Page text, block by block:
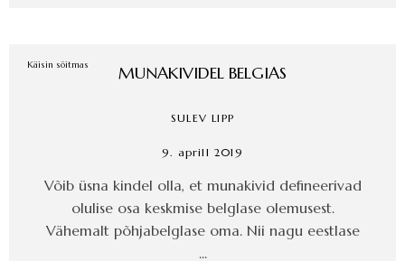
Käisin sõitmas MUNAKIVIDEL BELGIAS
SULEV LIPP
9. aprill 2019
Võib üsna kindel olla, et munakivid defineerivad
olulise osa keskmise belglase olemusest.
Vähemalt põhjabelglase oma. Nii nagu eestlase
...